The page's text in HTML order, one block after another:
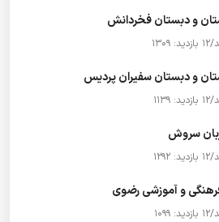
و دبستان فخردانش
بازدید: 1309
و دبستان سفیران پردیس
بازدید: 1139
سروش
بازدید: 1292
و آموزشی رضوی
بازدید: 1099